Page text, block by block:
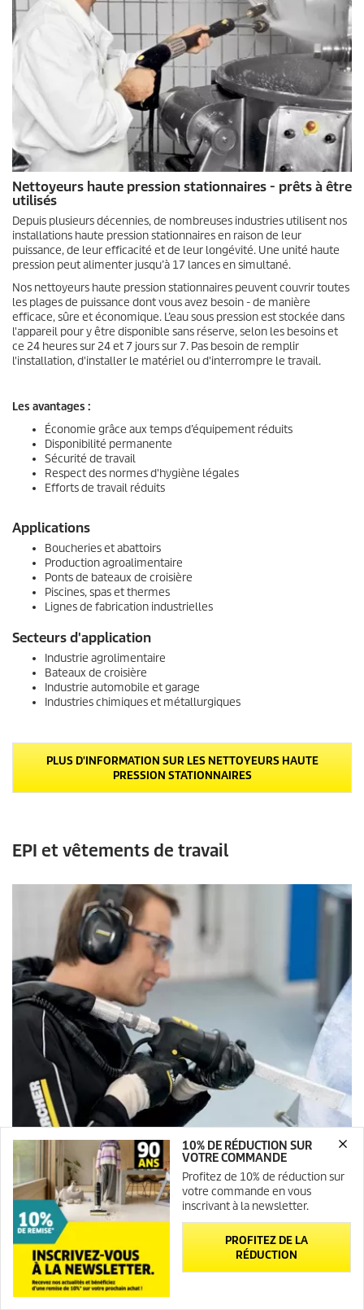
10% DE RÉDUCTION SUR
VOTRE COMMANDE
Profitez de 10% de réduction sur
votre commande en vous
inscrivant à la newsletter.
PROFITEZ DE LA
RÉDUCTION
Nettoyeurs haute pression stationnaires - prêts à être
utilisés
Depuis plusieurs décennies, de nombreuses industries utilisent nos
installations haute pression stationnaires en raison de leur
puissance, de leur efficacité et de leur longévité. Une unité haute
pression peut alimenter jusqu’à 17 lances en simultané.
Nos nettoyeurs haute pression stationnaires peuvent couvrir toutes
les plages de puissance dont vous avez besoin - de manière
efficace, sûre et économique. L’eau sous pression est stockée dans
l'appareil pour y être disponible sans réserve, selon les besoins et
ce 24 heures sur 24 et 7 jours sur 7. Pas besoin de remplir
l'installation, d'installer le matériel ou d'interrompre le travail.
Les avantages :
Économie grâce aux temps d’équipement réduits
Disponibilité permanente
Sécurité de travail
Respect des normes d'hygiène légales
Efforts de travail réduits
Applications
Boucheries et abattoirs
Production agroalimentaire
Ponts de bateaux de croisière
Piscines, spas et thermes
Lignes de fabrication industrielles
Secteurs d'application
Industrie agrolimentaire
Bateaux de croisière
Industrie automobile et garage
Industries chimiques et métallurgiques
PLUS D'INFORMATION SUR LES NETTOYEURS HAUTE
PRESSION STATIONNAIRES
EPI et vêtements de travail
La sécurité au travail
En milieu industriel, la sécurité au travail est prioritaire. Dans de
nombreux domaines, des précautions générales sont prescrites
tandis que pour les travaux dangereux des équipements de
Newsletter